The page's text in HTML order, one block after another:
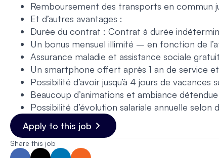
Remboursement des transports en commun
Et d’autres avantages :
Durée du contrat : Contrat à durée
Un bonus mensuel illimité – en fonction de
Assurance maladie et assistance sociale
Un smartphone offert après 1 an de service
Possibilité d’avoir jusqu’à 4 jours de
Beaucoup d’animations et ambiance détendue
Possibilité d’évolution salariale annuelle
Apply to this job
Share this job